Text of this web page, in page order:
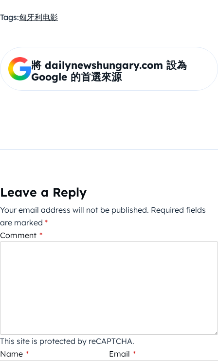
Tags:匈牙利电影
將 dailynewshungary.com 設為
Google 的首選來源
Leave a Reply
Your email address will not be published. Required fields
are marked *
Comment *
This site is protected by reCAPTCHA.
Name * Email *